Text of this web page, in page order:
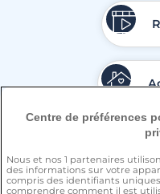
Centre de préférences
Nous et nos 1 partenaires
des informations sur votre
compris des identifiants
comprendre comment il est